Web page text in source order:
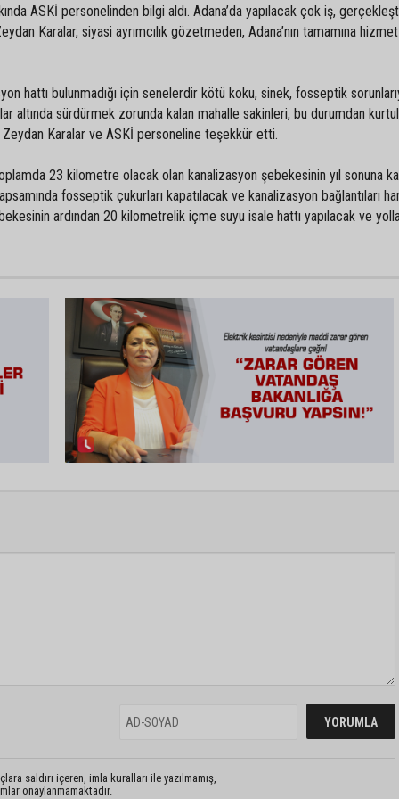
ASKİ personelinden bilgi aldı. Adana’da yapılacak çok iş,
Karalar, siyasi ayrımcılık gözetmeden, Adana’nın tamamına
hattı bulunmadığı için senelerdir kötü koku, sinek, fosseptik
altında sürdürmek zorunda kalan mahalle sakinleri, bu durumdan
Zeydan Karalar ve ASKİ personeline teşekkür etti.
23 kilometre olacak olan kanalizasyon şebekesinin yıl sonuna
fosseptik çukurları kapatılacak ve kanalizasyon bağlantıları
ardından 20 kilometrelik içme suyu isale hattı yapılacak ve
saldırı içeren, imla kuralları ile yazılmamış,
onaylanmamaktadır.